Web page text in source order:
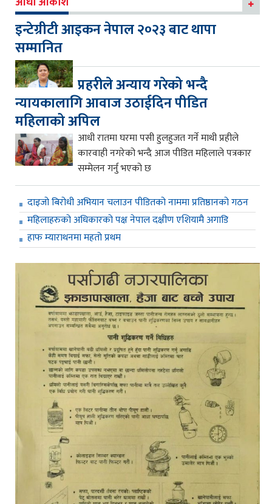
इन्टेग्रीटी आइकन नेपाल २०२३ बाट थापा
सम्मानित
प्रहरीले अन्याय गरेको भन्दै
न्यायकालागि आवाज उठाईदिन पीडित
महिलाको अपिल
आधी रातमा घरमा पसी हुलहुजत गर्ने माथी प्रहीले
कारवाही नगरेको भन्दै आज पीडित महिलाले पत्रकार
सम्मेलन गर्नु भएको छ
दाइजो बिरोधी अभियान चलाउन पीडितको नाममा प्रतिष्ठानको गठन
महिलाहरुको अधिकारको पक्ष नेपाल दक्षीण एशियामै अगाडि
हाफ म्याराथनमा महतो प्रथम